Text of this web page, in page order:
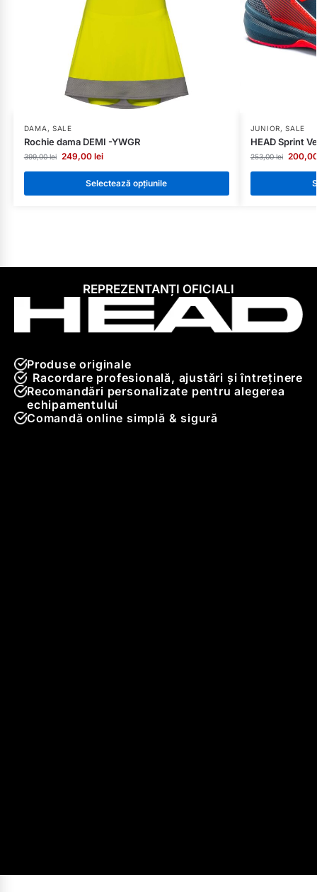
DAMA , SALE
Rochie dama DEMI -YWGR
399,00lei 249,00 lei
Selectează opțiunile
JUNIOR,SALE
HEAD Sprint
253,00lei
REPREZENTANȚI OFICIALI
Produse originale
Racordare profesională, ajustări și întreținere
Recomandări personalizate pentru alegerea
echipamentului
Comandă online simplă & sigură